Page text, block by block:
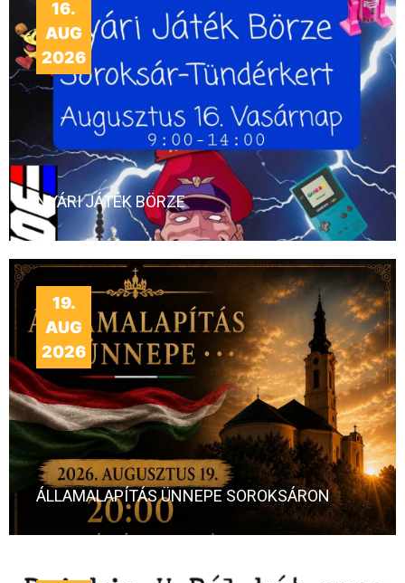
16.
AUG
2026
NYÁRI JÁTÉK BÖRZE
19.
AUG
2026
ÁLLAMALAPÍTÁS ÜNNEPE SOROKSÁRON